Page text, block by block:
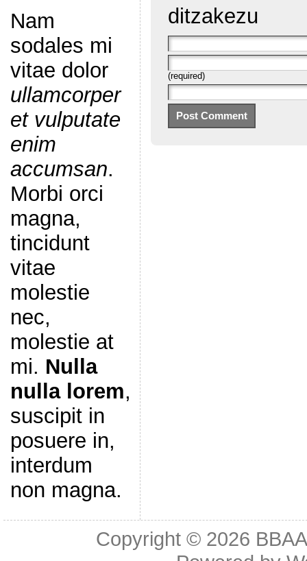
Nam
sodales mi
vitae dolor
ullamcorper
et vulputate
enim
accumsan.
Morbi orci
magna,
tincidunt
vitae
molestie
nec,
molestie at
mi. Nulla
nulla lorem,
suscipit in
posuere in,
interdum
non magna.
ditzakezu
(required)
Copyright © 2026